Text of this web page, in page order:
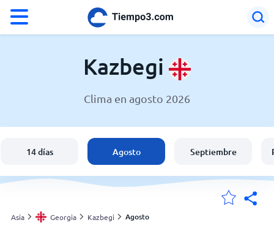
El clima en Kazbegi
España
Argentina
Kazbegi
Clima en agosto 2026
14 días Agosto Septiembre
Asia Georgia Kazbegi Agosto